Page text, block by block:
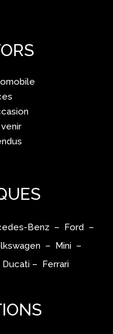
Benz – Ford –
– Mini –
– Ferrari